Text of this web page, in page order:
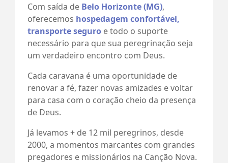
Com saída de Belo Horizonte (MG),
oferecemos hospedagem confortável,
transporte seguro e todo o suporte
necessário para que sua peregrinação seja
um verdadeiro encontro com Deus.
Cada caravana é uma oportunidade de
renovar a fé, fazer novas amizades e voltar
para casa com o coração cheio da presença
de Deus.
Já levamos + de 12 mil peregrinos, desde
2000, a momentos marcantes com grandes
pregadores e missionários na Canção Nova.